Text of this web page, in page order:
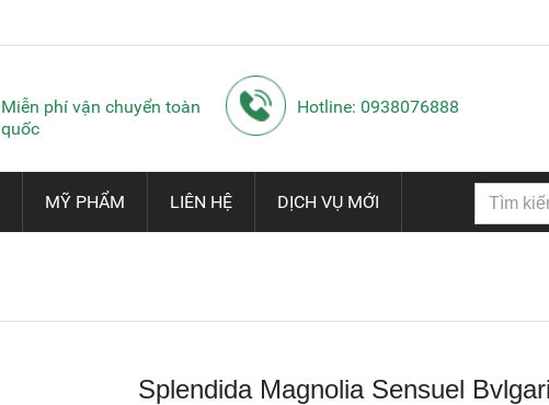
Miễn phí vận chuyển toàn
quốc
Hotline: 0938076888
MỸ PHẨM LIÊN HỆ DỊCH VỤ MỚI
Splendida Magnolia Sensuel Bvlgari